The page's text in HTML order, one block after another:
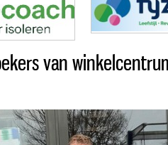
van